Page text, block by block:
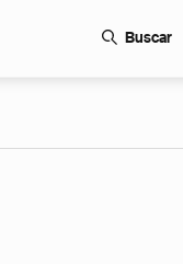
Buscar